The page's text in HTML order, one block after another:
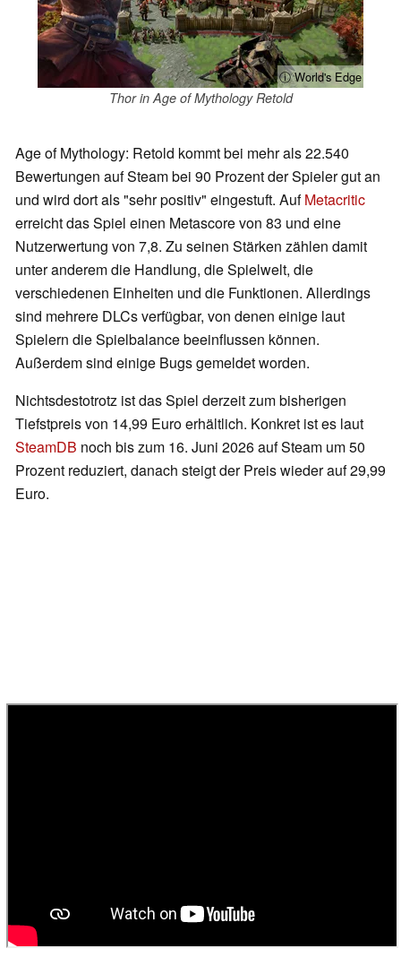
ⓘ World's Edge
Thor in Age of Mythology Retold
Age of Mythology: Retold kommt bei mehr als 22.540
Bewertungen auf Steam bei 90 Prozent der Spieler gut an
und wird dort als "sehr positiv" eingestuft. AufMetacritic
erreicht das Spiel einen Metascore von 83 und eine
Nutzerwertung von 7,8. Zu seinen Stärken zählen damit
unter anderem die Handlung, die Spielwelt, die
verschiedenen Einheiten und die Funktionen. Allerdings
sind mehrere DLCs verfügbar, von denen einige laut
Spielern die Spielbalance beeinflussen können.
Außerdem sind einige Bugs gemeldet worden.
Nichtsdestotrotz ist das Spiel derzeit zum bisherigen
Tiefstpreis von 14,99 Euro erhältlich. Konkret ist es laut
SteamDB noch bis zum 16. Juni 2026 auf Steam um 50
Prozent reduziert, danach steigt der Preis wieder auf 29,99
Euro.